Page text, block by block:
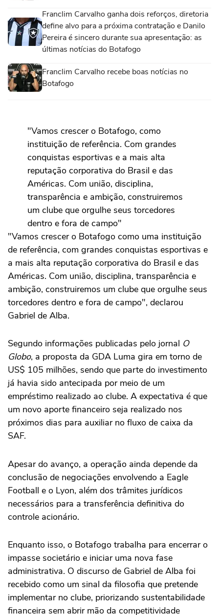
Franclim Carvalho ganha dois reforços, diretoria
define alvo para a próxima contratação e Danilo
Pereira é sincero durante sua apresentação: as
últimas notícias do Botafogo
Franclim Carvalho recebe boas notícias no
Botafogo
"Vamos crescer o Botafogo, como
instituição de referência. Com grandes
conquistas esportivas e a mais alta
reputação corporativa do Brasil e das
Américas. Com união, disciplina,
transparência e ambição, construiremos
um clube que orgulhe seus torcedores
dentro e fora de campo"
—…pic.twitter.com/Kuy0BTIVgX
— Espaço Glorioso (@EspacoGlorioso)
June 5, 2026
"Vamos crescer o Botafogo como uma instituição
de referência, com grandes conquistas esportivas e
a mais alta reputação corporativa do Brasil e das
Américas. Com união, disciplina, transparência e
ambição, construiremos um clube que orgulhe seus
torcedores dentro e fora de campo", declarou
Gabriel de Alba.
Segundo informações publicadas pelo jornal O
Globo, a proposta da GDA Luma gira em torno de
US$ 105 milhões, sendo que parte do investimento
já havia sido antecipada por meio de um
empréstimo realizado ao clube. A expectativa é que
um novo aporte financeiro seja realizado nos
próximos dias para auxiliar no fluxo de caixa da
SAF.
Apesar do avanço, a operação ainda depende da
conclusão de negociações envolvendo a Eagle
Football e o Lyon, além dos trâmites jurídicos
necessários para a transferência definitiva do
controle acionário.
Enquanto isso, o Botafogo trabalha para encerrar o
impasse societário e iniciar uma nova fase
administrativa. O discurso de Gabriel de Alba foi
recebido como um sinal da filosofia que pretende
implementar no clube, priorizando sustentabilidade
financeira sem abrir mão da competitividade